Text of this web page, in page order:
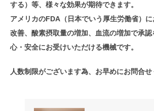
する）等、様々な効果が期待できます。
アメリカのFDA（日本でいう厚生労働省）
改善、酸素摂取量の増加、血流の増加で承
心・安全にお受けいただける機械です。
人数制限がございます為、お早めにお問合